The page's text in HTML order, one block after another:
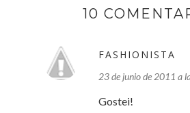
10
FASHIONISTA
23 de junio de 2011 a
Gostei!